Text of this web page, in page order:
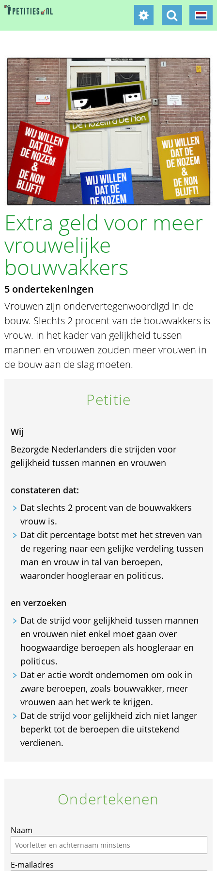
Extra geld voor meer
vrouwelijke
bouwvakkers
5 ondertekeningen
Vrouwen zijn ondervertegenwoordigd in de
bouw. Slechts 2 procent van de bouwvakkers is
vrouw. In het kader van gelijkheid tussen
mannen en vrouwen zouden meer vrouwen in
de bouw aan de slag moeten.
Petitie
Wij
Bezorgde Nederlanders die strijden voor
gelijkheid tussen mannen en vrouwen
constateren dat:
Dat slechts 2 procent van de bouwvakkers
vrouw is.
Dat dit percentage botst met het streven van
de regering naar een gelijke verdeling tussen
man en vrouw in tal van beroepen,
waaronder hoogleraar en politicus.
en verzoeken
Dat de strijd voor gelijkheid tussen mannen
en vrouwen niet enkel moet gaan over
hoogwaardige beroepen als hoogleraar en
politicus.
Dat er actie wordt ondernomen om ook in
zware beroepen, zoals bouwvakker, meer
vrouwen aan het werk te krijgen.
Dat de strijd voor gelijkheid zich niet langer
beperkt tot de beroepen die uitstekend
verdienen.
Ondertekenen
Naam
E-mailadres